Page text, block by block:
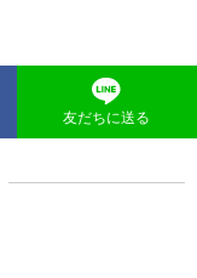
友だちに送る